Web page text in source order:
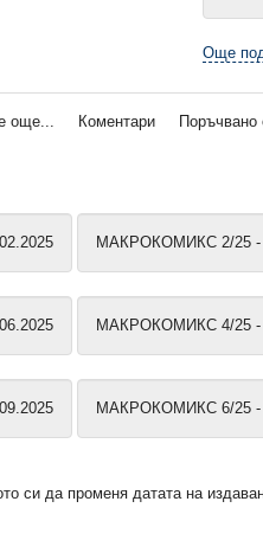
Макрокомикс, 7/26
Още
още... Коментари Поръчвано
МАКРОКОМИКС 2/25 -
МАКРОКОМИКС 4/25 -
МАКРОКОМИКС 6/25 -
си да променя датата на